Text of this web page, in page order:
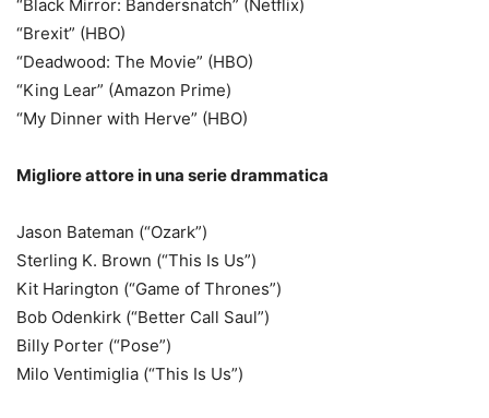
“Black Mirror: Bandersnatch” (Netflix)
“Brexit” (HBO)
“Deadwood: The Movie” (HBO)
“King Lear” (Amazon Prime)
“My Dinner with Herve” (HBO)
Migliore attore in una serie drammatica
Jason Bateman (“Ozark”)
Sterling K. Brown (“This Is Us”)
Kit Harington (“Game of Thrones”)
Bob Odenkirk (“Better Call Saul”)
Billy Porter (“Pose”)
Milo Ventimiglia (“This Is Us”)